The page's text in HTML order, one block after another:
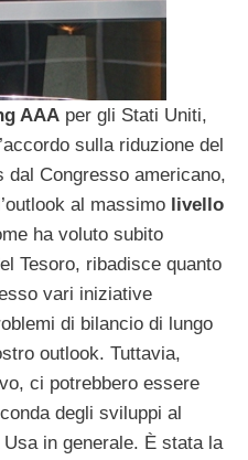
AAA per gli Stati Uniti,
sulla riduzione del
Congresso americano,
al massimo livello
ha voluto subito
Tesoro, ribadisce quanto
vari iniziative
di bilancio di lungo
outlook. Tuttavia,
ci potrebbero essere
degli sviluppi al
Usa in generale. È stata la